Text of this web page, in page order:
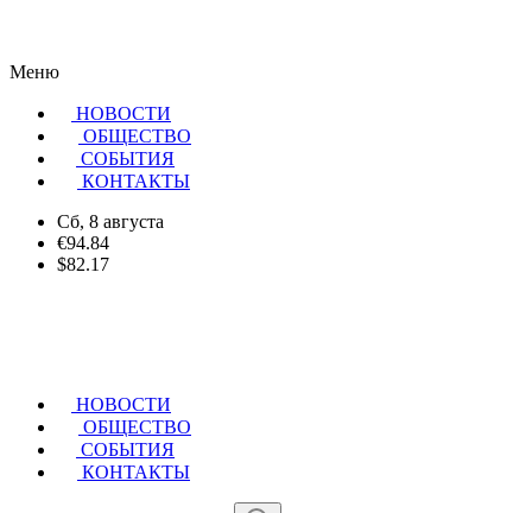
Меню
НОВОСТИ
ОБЩЕСТВО
CОБЫТИЯ
КОНТАКТЫ
Сб, 8 августа
€94.84
$82.17
НОВОСТИ
ОБЩЕСТВО
СОБЫТИЯ
КОНТАКТЫ